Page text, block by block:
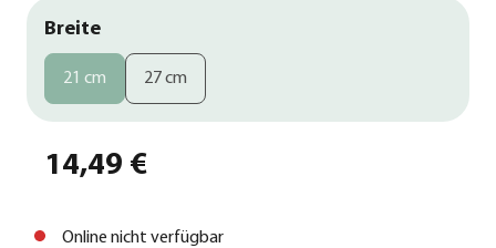
Breite
21 cm 27 cm
14,49 €
Online nicht verfügbar